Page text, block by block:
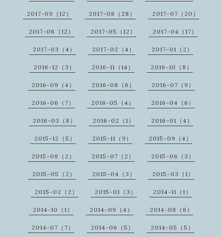
2017-09（12） 2017-08（28） 2017-07（20）
2017-06（12） 2017-05（12） 2017-04（17）
2017-03（4） 2017-02（4） 2017-01（2）
2016-12（3） 2016-11（14） 2016-10（8）
2016-09（4） 2016-08（6） 2016-07（9）
2016-06（7） 2016-05（4） 2016-04（6）
2016-03（8） 2016-02（1） 2016-01（4）
2015-12（5） 2015-11（9） 2015-09（4）
2015-08（2） 2015-07（2） 2015-06（3）
2015-05（2） 2015-04（3） 2015-03（1）
2015-02（2） 2015-01（3） 2014-11（1）
2014-10（1） 2014-09（4） 2014-08（6）
2014-07（7） 2014-06（5） 2014-05（5）